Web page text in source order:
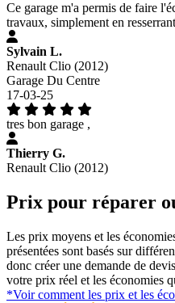
Ce garage m'a permis de faire
travaux, simplement en
Sylvain L.
Renault Clio (2012)
Garage Du Centre
17-03-25
tres bon garage ,
Thierry G.
Renault Clio (2012)
Prix pour réparer
Les prix moyens et les
présentées sont basés sur
donc créer une demande de
votre prix réel et les économies
*Voir comment les prix et les